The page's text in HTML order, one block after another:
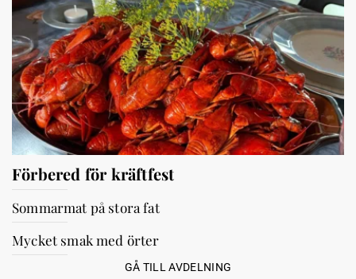
Förbered för kräftfest
Sommarmat på stora fat
Mycket smak med örter
GÅ TILL AVDELNING